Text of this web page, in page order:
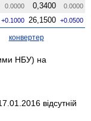
0.0000 0,3400 0.0000
+0.1000 26,1500 +0.0500
конвертер
НБУ) на
відсутній